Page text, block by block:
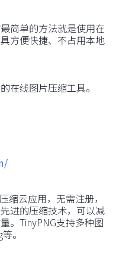
简单的方法就是使用在
方便快捷、不占用本地
在线图片压缩工具。
缩云应用，无需注册，
进的压缩技术，可以减
。TinyPNG支持多种图
。